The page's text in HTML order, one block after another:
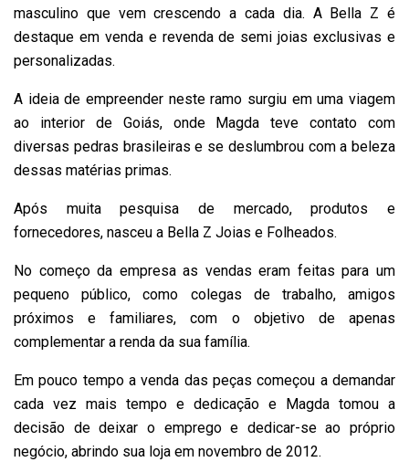
masculino que vem crescendo a cada dia. A Bella Z é
destaque em venda e revenda de semi joias exclusivas e
personalizadas.
A ideia de empreender neste ramo surgiu em uma viagem
ao interior de Goiás, onde Magda teve contato com
diversas pedras brasileiras e se deslumbrou com a beleza
dessas matérias primas.
Após muita pesquisa de mercado, produtos e
fornecedores, nasceu a Bella Z Joias e Folheados.
No começo da empresa as vendas eram feitas para um
pequeno público, como colegas de trabalho, amigos
próximos e familiares, com o objetivo de apenas
complementar a renda da sua família.
Em pouco tempo a venda das peças começou a demandar
cada vez mais tempo e dedicação e Magda tomou a
decisão de deixar o emprego e dedicar-se ao próprio
negócio, abrindo sua loja em novembro de 2012.